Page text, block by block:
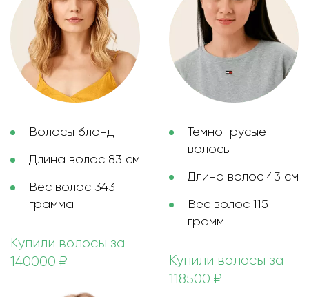
Волосы блонд
Длина волос 83 см
Вес волос 343
грамма
Купили волосы за
140000 ₽
Темно-русые
волосы
Длина волос 43 см
Вес волос 115
грамм
Купили волосы за
118500 ₽